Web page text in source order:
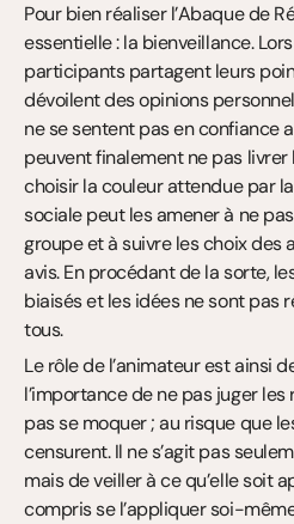
Pour bien réaliser l’Abaque de
essentielle : la bienveillance.
participants partagent leurs
dévoilent des opinions
ne se sentent pas en confiance
peuvent finalement ne pas
choisir la couleur attendue par
sociale peut les amener à ne
groupe et à suivre les choix des
avis. En procédant de la sorte,
biaisés et les idées ne sont pas
tous.
Le rôle de l’animateur est ainsi
l’importance de ne pas juger
pas se moquer ; au risque que
censurent. Il ne s’agit pas
mais de veiller à ce qu’elle soit
compris se l’appliquer soi-